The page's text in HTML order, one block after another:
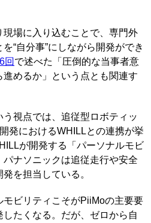
場に入り込むことで、専門外
“自分事”にしながら開発ができ
回 で述べた「圧倒的な当事者意
めるか」という点とも関連す
視点では、追従型ロボティッ
開発におけるWHILLとの連携が挙
が開発する「パーソナルモビ
パナソニックは追従走行や安全
を担当している。
ビリティこそがPiiMoの主要要
たくなる。だが、ゼロから自